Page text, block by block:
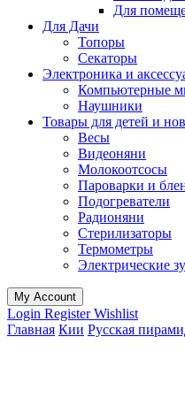
Для
Для Дачи
Топоры
Секаторы
Электроника и
Компьютерные
Наушники
Товары для детей и
Весы
Видеоняни
Молокоотсосы
Пароварки и
Подогреватели
Радионяни
Стерилизаторы
Термометры
Электрические
My Account
Login RegisterWishlist
Главная Кии Русская